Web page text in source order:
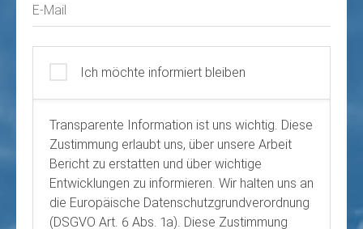
E-Mail
Ich möchte informiert bleiben
Transparente Information ist uns wichtig. Diese
Zustimmung erlaubt uns, über unsere Arbeit
Bericht zu erstatten und über wichtige
Entwicklungen zu informieren. Wir halten uns an
die Europäische Datenschutzgrundverordnung
(DSGVO Art. 6 Abs. 1a). Diese Zustimmung